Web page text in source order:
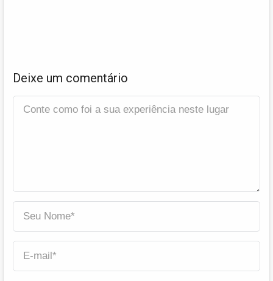
Deixe um comentário